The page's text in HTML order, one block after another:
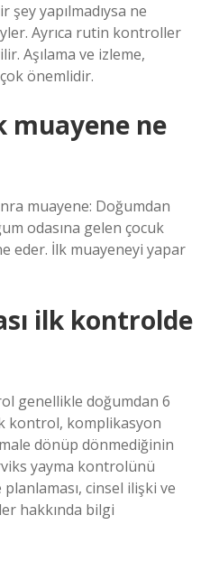
yapılmadıysa ne
Ayrıca rutin kontroller
Aşılama ve izleme,
önemlidir.
muayene ne
muayene: Doğumdan
odasına gelen çocuk
eder. İlk muayeneyi yapar
ilk kontrolde
genellikle doğumdan 6
kontrol, komplikasyon
dönüp dönmediğinin
yayma kontrolünü
cinsel ilişki ve
hakkında bilgi